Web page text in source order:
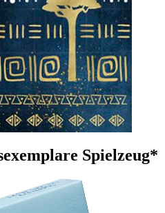
Spielzeug*